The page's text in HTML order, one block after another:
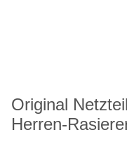
Original
Herren-